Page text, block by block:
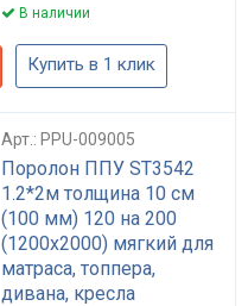
В наличии
Купить в 1 клик
Арт.: PPU-009005
Поролон ППУ ST3542
1.2*2м толщина 10 см
(100 мм) 120 на 200
(1200х2000) мягкий для
матраса, топпера,
дивана, кресла